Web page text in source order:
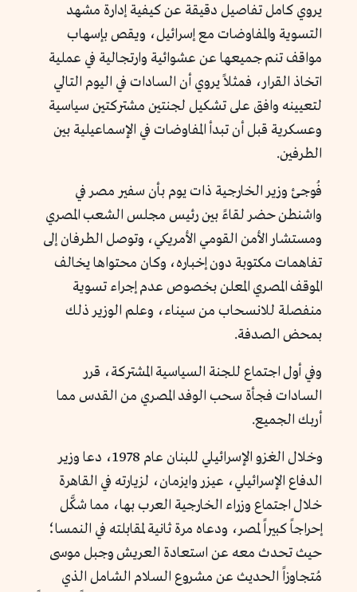
يروي كامل تفاصيل دقيقة عن كيفية إدارة مشهد
التسوية والمفاوضات مع إسرائيل، ويقص بإسهاب
مواقف تنم جميعها عن عشوائية وارتجالية في عملية
اتخاذ القرار، فمثلاً يروي أن السادات في اليوم التالي
لتعيينه وافق على تشكيل لجنتين مشتركتين سياسية
وعسكرية قبل أن تبدأ المفاوضات في الإسماعيلية بين
الطرفين.
فُوجئ وزير الخارجية ذات يوم بأن سفير مصر في
واشنطن حضر لقاءً بين رئيس مجلس الشعب المصري
ومستشار الأمن القومي الأمريكي، وتوصل الطرفان إلى
تفاهمات مكتوبة دون إخباره، وكان محتواها يخالف
الموقف المصري المعلن بخصوص عدم إجراء تسوية
منفصلة للانسحاب من سيناء، وعلم الوزير ذلك
بمحض الصدفة.
وفي أول اجتماع للجنة السياسية المشتركة، قرر
السادات فجأة سحب الوفد المصري من القدس مما
أربك الجميع.
وخلال الغزو الإسرائيلي للبنان عام 1978، دعا وزير
الدفاع الإسرائيلي، عيزر وايزمان، لزيارته في القاهرة
خلال اجتماع وزراء الخارجية العرب بها، مما شكَّل
إحراجاً كبيراً لمصر، ودعاه مرة ثانية لمقابلته في النمسا؛
حيث تحدث معه عن استعادة العريش وجبل موسى
مُتجاوزاً الحديث عن مشروع السلام الشامل الذي